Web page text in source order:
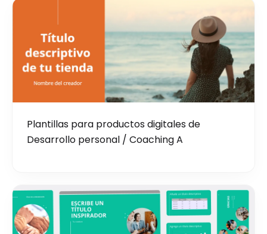
Plantillas para productos digitales de
Desarrollo personal / Coaching A